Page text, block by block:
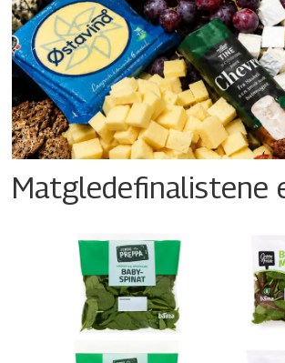
Matgledefinalistene